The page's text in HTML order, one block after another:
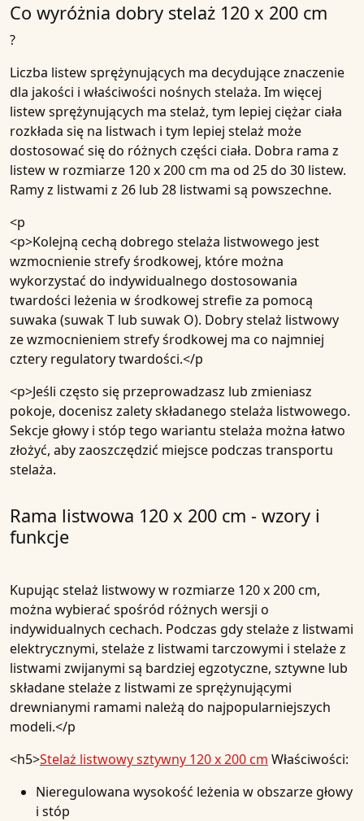
Co wyróżnia dobry stelaż 120 x 200 cm
?
Liczba listew sprężynujących ma decydujące znaczenie
dla jakości i właściwości nośnych stelaża. Im więcej
listew sprężynujących ma stelaż, tym lepiej ciężar ciała
rozkłada się na listwach i tym lepiej stelaż może
dostosować się do różnych części ciała. Dobra rama z
listew w rozmiarze 120 x 200 cm ma od 25 do 30 listew.
Ramy z listwami z 26 lub 28 listwami są powszechne.
<p
<p>Kolejną cechą dobrego stelaża listwowego jest
wzmocnienie strefy środkowej, które można
wykorzystać do indywidualnego dostosowania
twardości leżenia w środkowej strefie za pomocą
suwaka (suwak T lub suwak O). Dobry stelaż listwowy
ze wzmocnieniem strefy środkowej ma co najmniej
cztery regulatory twardości.</p
<p>Jeśli często się przeprowadzasz lub zmieniasz
pokoje, docenisz zalety składanego stelaża listwowego.
Sekcje głowy i stóp tego wariantu stelaża można łatwo
złożyć, aby zaoszczędzić miejsce podczas transportu
stelaża.
Rama listwowa 120 x 200 cm - wzory i
funkcje
Kupując stelaż listwowy w rozmiarze 120 x 200 cm,
można wybierać spośród różnych wersji o
indywidualnych cechach. Podczas gdy stelaże z listwami
elektrycznymi, stelaże z listwami tarczowymi i stelaże z
listwami zwijanymi są bardziej egzotyczne, sztywne lub
składane stelaże z listwami ze sprężynującymi
drewnianymi ramami należą do najpopularniejszych
modeli.</p
<h5>Stelaż listwowy sztywny 120 x 200 cm Właściwości:
Nieregulowana wysokość leżenia w obszarze głowy
i stóp